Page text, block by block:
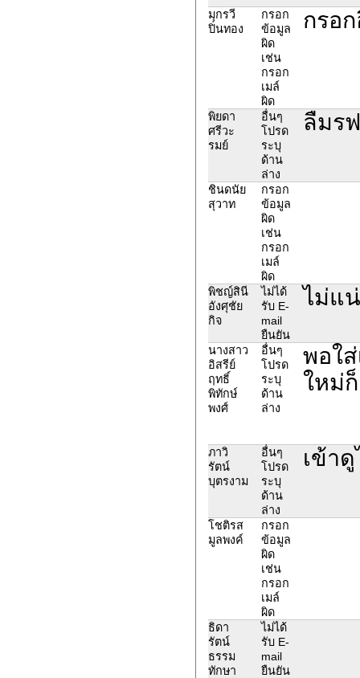
มุกรวี
ปิ่นทอง
กรอก
ข้อมูล
ผิด
เช่น
กรอก
เมล์
ผิด
กรอ
พิยดา
ศรีวะ
รมย์
อื่นๆ
โปรด
ระบุ
ด้าน
ล่าง
ลืมร
ชินดนัย
สุวาท
กรอก
ข้อมูล
ผิด
เช่น
กรอก
เมล์
ผิด
พิชญ์สินี
อังศุชัย
กิจ
ไม่ได้
รับ E-
mail
ยืนยัน
ไม่แ
นางสาว
อิสรีย์
ฤทธิ์
พิทักษ์
พงศ์
อื่นๆ
โปรด
ระบุ
ด้าน
ล่าง
พอใ
ใหม่
ภาวิ
รัตน์
บุตรงาม
อื่นๆ
โปรด
ระบุ
ด้าน
ล่าง
เข้า
โชติรส
มูลพงค์
กรอก
ข้อมูล
ผิด
เช่น
กรอก
เมล์
ผิด
ธิดา
รัตน์
ธรรม
ทักษา
ไม่ได้
รับ E-
mail
ยืนยัน